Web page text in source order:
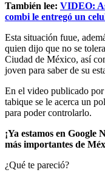
También lee: VIDEO:
combi le entregó un
Esta situación fuue,
quien dijo que no se
Ciudad de México, así
joven para saber de su
En el video publicado
tabique se le acerca un
para poder controlarlo.
¡Ya estamos en Google
más importantes de
¿Qué te pareció?